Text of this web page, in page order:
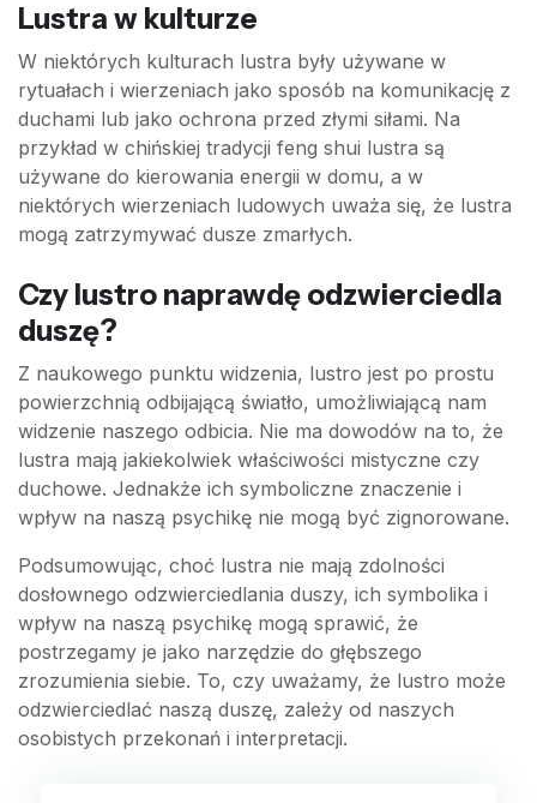
Lustra w kulturze
W niektórych kulturach lustra były używane w
rytuałach i wierzeniach jako sposób na komunikację z
duchami lub jako ochrona przed złymi siłami. Na
przykład w chińskiej tradycji feng shui lustra są
używane do kierowania energii w domu, a w
niektórych wierzeniach ludowych uważa się, że lustra
mogą zatrzymywać dusze zmarłych.
Czy lustro naprawdę odzwierciedla
duszę?
Z naukowego punktu widzenia, lustro jest po prostu
powierzchnią odbijającą światło, umożliwiającą nam
widzenie naszego odbicia. Nie ma dowodów na to, że
lustra mają jakiekolwiek właściwości mistyczne czy
duchowe. Jednakże ich symboliczne znaczenie i
wpływ na naszą psychikę nie mogą być zignorowane.
Podsumowując, choć lustra nie mają zdolności
dosłownego odzwierciedlania duszy, ich symbolika i
wpływ na naszą psychikę mogą sprawić, że
postrzegamy je jako narzędzie do głębszego
zrozumienia siebie. To, czy uważamy, że lustro może
odzwierciedlać naszą duszę, zależy od naszych
osobistych przekonań i interpretacji.